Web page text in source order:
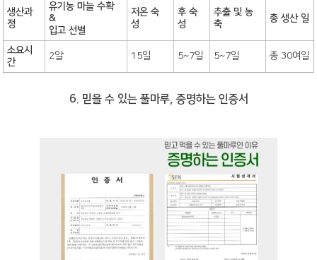
생산과
정
유기농 마늘 수확
&
입고 선별
저온 숙
성
후 숙
성
추출 및 농
축
총 생산 일
소요시
간
2알 15일 5~7일 5~7일 총 30여일
6. 믿을 수 있는 풀마루, 증명하는 인증서